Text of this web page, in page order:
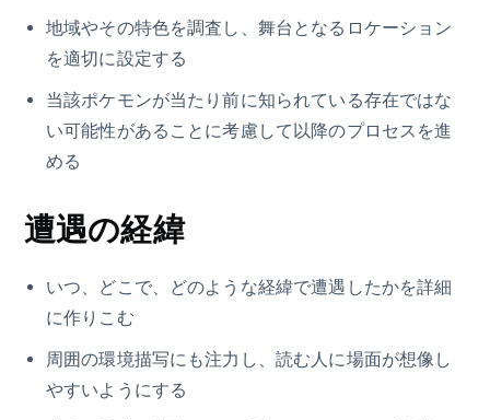
地域やその特色を調査し、舞台となるロケーション
を適切に設定する
当該ポケモンが当たり前に知られている存在ではな
い可能性があることに考慮して以降のプロセスを進
める
遭遇の経緯
いつ、どこで、どのような経緯で遭遇したかを詳細
に作りこむ
周囲の環境描写にも注力し、読む人に場面が想像し
やすいようにする